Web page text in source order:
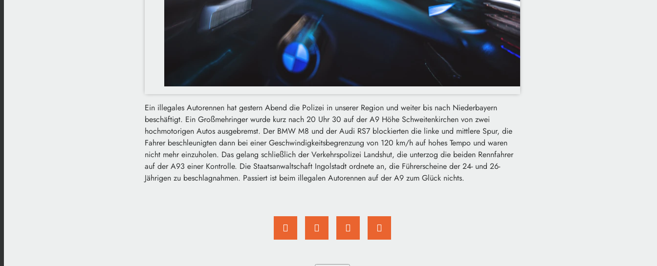
Ein illegales Autorennen hat gestern Abend die Polizei in unserer Region und weiter bis nach Niederbayern
beschäftigt. Ein Großmehringer wurde kurz nach 20 Uhr 30 auf der A9 Höhe Schweitenkirchen von zwei
hochmotorigen Autos ausgebremst. Der BMW M8 und der Audi RS7 blockierten die linke und mittlere Spur, die
Fahrer beschleunigten dann bei einer Geschwindigkeitsbegrenzung von 120 km/h auf hohes Tempo und waren
nicht mehr einzuholen. Das gelang schließlich der Verkehrspolizei Landshut, die unterzog die beiden Rennfahrer
auf der A93 einer Kontrolle. Die Staatsanwaltschaft Ingolstadt ordnete an, die Führerscheine der 24- und 26-
Jährigen zu beschlagnahmen. Passiert ist beim illegalen Autorennen auf der A9 zum Glück nichts.